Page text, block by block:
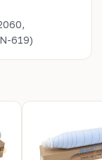
619)